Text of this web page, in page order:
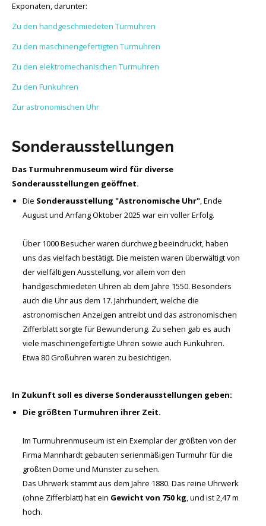
Exponaten, darunter:
Zu den handgeschmiedeten Turmuhren
Zu den maschinengefertigten Turmuhren
Zu den elektromechanischen Turmuhren
Zu den Funkuhren
Zur astronomischen Uhr
Sonderausstellungen
Das Turmuhrenmuseum wird für diverse
Sonderausstellungen geöffnet.
Die Sonderausstellung "Astronomische Uhr", Ende
August und Anfang Oktober 2025 war ein voller Erfolg.
Über 1000 Besucher waren durchweg beeindruckt, haben
uns das vielfach bestätigt. Die meisten waren überwältigt von
der vielfältigen Ausstellung, vor allem von den
handgeschmiedeten Uhren ab dem Jahre 1550. Besonders
auch die Uhr aus dem 17. Jahrhundert, welche die
astronomischen Anzeigen antreibt und das astronomischen
Zifferblatt sorgte für Bewunderung. Zu sehen gab es auch
viele maschinengefertigte Uhren sowie auch Funkuhren.
Etwa 80 Großuhren waren zu besichtigen.
In Zukunft soll es diverse Sonderausstellungen geben:
Die größten Turmuhren ihrer Zeit.
Im Turmuhrenmuseum ist ein Exemplar der größten von der
Firma Mannhardt gebauten serienmäßigen Turmuhr für die
größten Dome und Münster zu sehen.
Das Uhrwerk stammt aus dem Jahre 1880. Das reine Uhrwerk
(ohne Zifferblatt) hat ein Gewicht von 750 kg, und ist 2,47 m
hoch.